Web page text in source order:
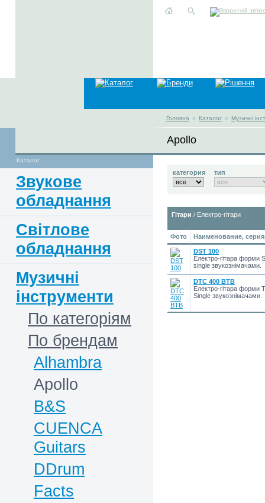
Головна » Каталог » Музичні
Apollo
Каталог
Звукове
обладнання
Світлове
обладнання
Музичні
інструменти
По категоріям
По брендам
Alhambra
Apollo
B&S
CUENCA
Guitars
DDrum
Facts
категория тип
Гітари / Електро-гітари
Фото Наименование,
DST 100
Електро-гітара форми
single звукознімачами.
DTC 400 BTB
Електро-гітара форми
Single звукознімачами.